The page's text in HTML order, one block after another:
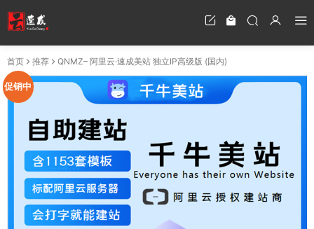
首页 推荐 QNMZ– 阿里云·速成美站 独立IP高级版 (国内)
促销中